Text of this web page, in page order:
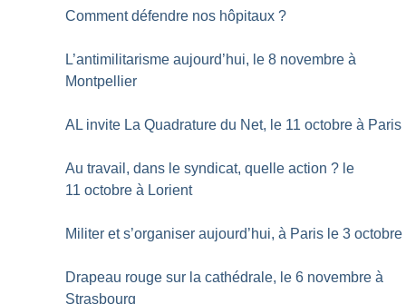
Comment défendre nos hôpitaux ?
L’antimilitarisme aujourd’hui, le 8 novembre à
Montpellier
AL invite La Quadrature du Net, le 11 octobre à Paris
Au travail, dans le syndicat, quelle action ? le
11 octobre à Lorient
Militer et s’organiser aujourd’hui, à Paris le 3 octobre
Drapeau rouge sur la cathédrale, le 6 novembre à
Strasbourg